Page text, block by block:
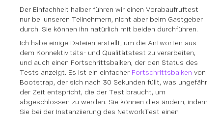
Der Einfachheit halber führen wir einen Vorabaufruftest
nur bei unseren Teilnehmern, nicht aber beim Gastgeber
durch. Sie können ihn natürlich mit beiden durchführen.
Ich habe einige Dateien erstellt, um die Antworten aus
dem Konnektivitäts- und Qualitätstest zu verarbeiten,
und auch einen Fortschrittsbalken, der den Status des
Tests anzeigt. Es ist ein einfacher Fortschrittsbalken von
Bootstrap, der sich nach 30 Sekunden füllt, was ungefähr
der Zeit entspricht, die der Test braucht, um
abgeschlossen zu werden. Sie können dies ändern, indem
Sie bei der Instanziierung des NetworkTest einen